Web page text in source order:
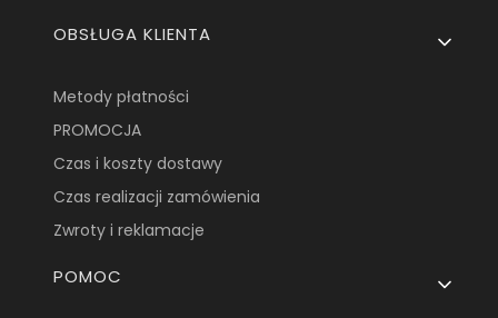
OBSŁUGA KLIENTA
Metody płatności
PROMOCJA
Czas i koszty dostawy
Czas realizacji zamówienia
Zwroty i reklamacje
POMOC